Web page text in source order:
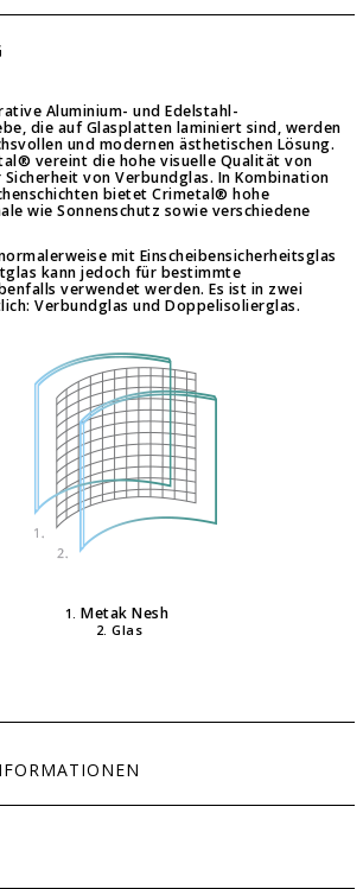
Aluminium- und Edelstahl-
die auf Glasplatten laminiert sind, werden
und modernen ästhetischen Lösung.
vereint die hohe visuelle Qualität von
von Verbundglas. In Kombination
bietet Crimetal® hohe
wie Sonnenschutz sowie verschiedene
mit Einscheibensicherheitsglas
kann jedoch für bestimmte
verwendet werden. Es ist in zwei
Verbundglas und Doppelisolierglas.
1.Metak Nesh
2.Glas